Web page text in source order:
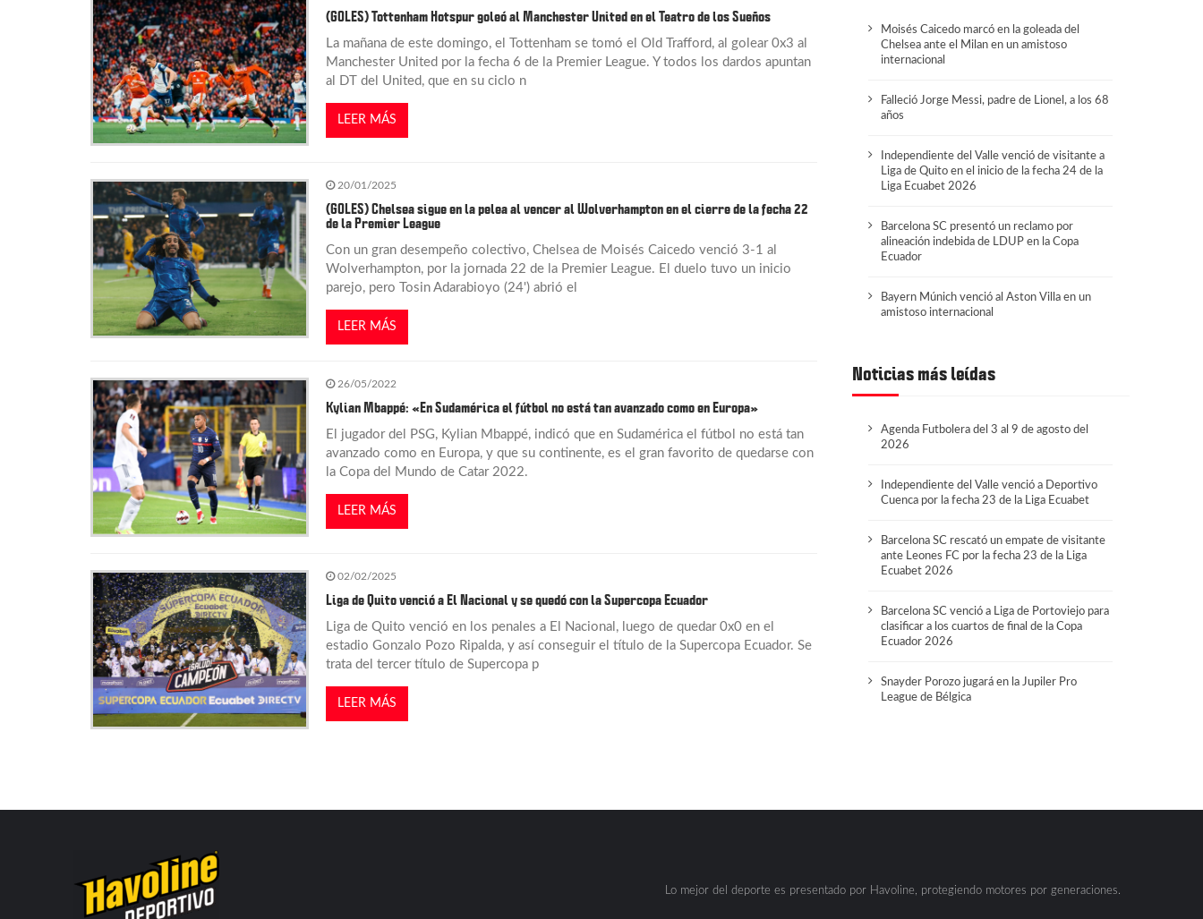
g
a
c
i
ó
n
d
e
e
n
t
d
a
s
(GOLES) Tottenham Hotspur goleó al Manchester United en el Teatro de los Sueños
La mañana de este domingo, el Tottenham se tomó el Old Trafford, al golear 0x3 al
Manchester United por la fecha 6 de la Premier League. Y todos los dardos apuntan
al DT del United, que en su ciclo n
LEER MÁS
20/01/2025
(GOLES) Chelsea sigue en la pelea al vencer al Wolverhampton en el cierre de la fecha 22
de la Premier League
Con un gran desempeño colectivo, Chelsea de Moisés Caicedo venció 3-1 al
Wolverhampton, por la jornada 22 de la Premier League. El duelo tuvo un inicio
parejo, pero Tosin Adarabioyo (24') abrió el
LEER MÁS
26/05/2022
Kylian Mbappé: «En Sudamérica el fútbol no está tan avanzado como en Europa»
El jugador del PSG, Kylian Mbappé, indicó que en Sudamérica el fútbol no está tan
avanzado como en Europa, y que su continente, es el gran favorito de quedarse con
la Copa del Mundo de Catar 2022.
LEER MÁS
02/02/2025
Liga de Quito venció a El Nacional y se quedó con la Supercopa Ecuador
Liga de Quito venció en los penales a El Nacional, luego de quedar 0x0 en el
estadio Gonzalo Pozo Ripalda, y así conseguir el título de la Supercopa Ecuador. Se
trata del tercer título de Supercopa p
LEER MÁS
Moisés Caicedo marcó en la goleada del
Chelsea ante el Milan en un amistoso
internacional
Falleció Jorge Messi, padre de Lionel, a los 68
años
Independiente del Valle venció de visitante a
Liga de Quito en el inicio de la fecha 24 de la
Liga Ecuabet 2026
Barcelona SC presentó un reclamo por
alineación indebida de LDUP en la Copa
Ecuador
Bayern Múnich venció al Aston Villa en un
amistoso internacional
Noticias más leídas
Agenda Futbolera del 3 al 9 de agosto del
2026
Independiente del Valle venció a Deportivo
Cuenca por la fecha 23 de la Liga Ecuabet
Barcelona SC rescató un empate de visitante
ante Leones FC por la fecha 23 de la Liga
Ecuabet 2026
Barcelona SC venció a Liga de Portoviejo para
clasificar a los cuartos de final de la Copa
Ecuador 2026
Snayder Porozo jugará en la Jupiler Pro
League de Bélgica
Lo mejor del deporte es presentado por Havoline, protegiendo motores por generaciones.